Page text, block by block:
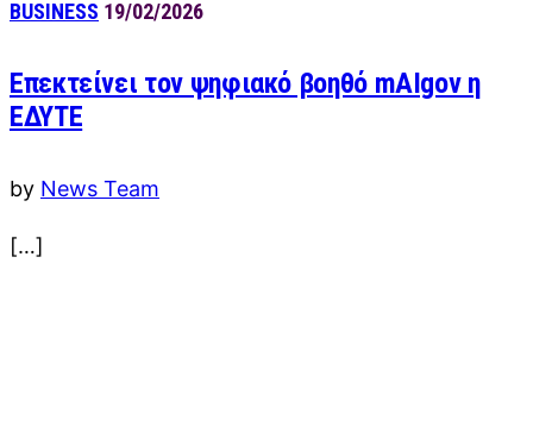
BUSINESS 19/02/2026
Επεκτείνει τον ψηφιακό βοηθό mAIgov η
ΕΔΥΤΕ
by News Team
[…]